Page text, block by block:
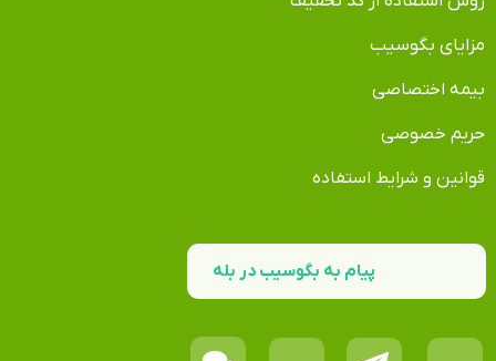
مزایای بگوسیب
بیمه اختصاصی
حریم خصوصی
قوانین و شرایط استفاده
پیام به بگوسیب در بله